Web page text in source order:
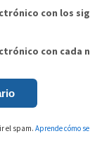
con los
con cada
el spam.Aprende cómo